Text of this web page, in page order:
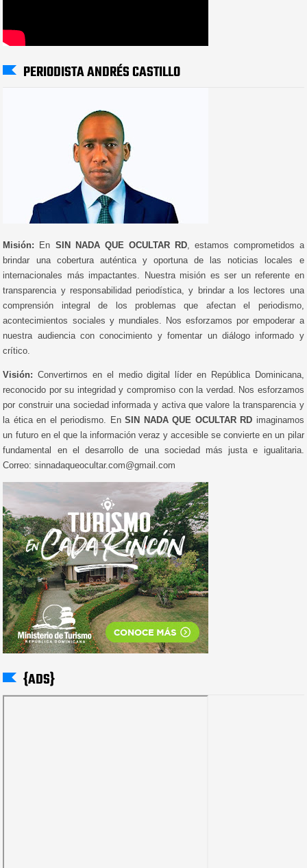
PERIODISTA ANDRÉS CASTILLO
Misión: En SIN NADA QUE OCULTAR RD, estamos comprometidos a
brindar una cobertura auténtica y oportuna de las noticias locales e
internacionales más impactantes. Nuestra misión es ser un referente en
transparencia y responsabilidad periodística, y brindar a los lectores una
comprensión integral de los problemas que afectan el periodismo,
acontecimientos sociales y mundiales. Nos esforzamos por empoderar a
nuestra audiencia con conocimiento y fomentar un diálogo informado y
crítico.
Visión: Convertirnos en el medio digital líder en República Dominicana,
reconocido por su integridad y compromiso con la verdad. Nos esforzamos
por construir una sociedad informada y activa que valore la transparencia y
la ética en el periodismo. EnSIN NADA QUE OCULTAR RD imaginamos
un futuro en el que la información veraz y accesible se convierte en un pilar
fundamental en el desarrollo de una sociedad más justa e igualitaria.
Correo: sinnadaqueocultar.com@gmail.com
{ADS}